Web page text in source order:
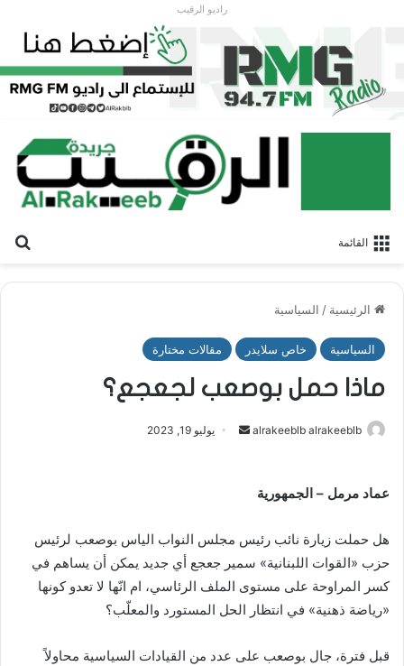
راديو الرقيب
القائمة
الرئيسية / السياسية
السياسية خاص سلايدر مقالات مختارة
ماذا حمل بوصعب لجعجع؟
alrakeeblb alrakeeblb
ر
د
يوليو 19, 2023
عماد مرمل – الجمهورية
هل حملت زيارة نائب رئيس مجلس النواب الياس بوصعب لرئيس
حزب «القوات اللبنانية» سمير جعجع أي جديد يمكن أن يساهم في
كسر المراوحة على مستوى الملف الرئاسي، ام انّها لا تعدو كونها
«رياضة ذهنية» في انتظار الحل المستورد والمعلّب؟
قبل فترة، جال بوصعب على عدد من القيادات السياسية محاولاً